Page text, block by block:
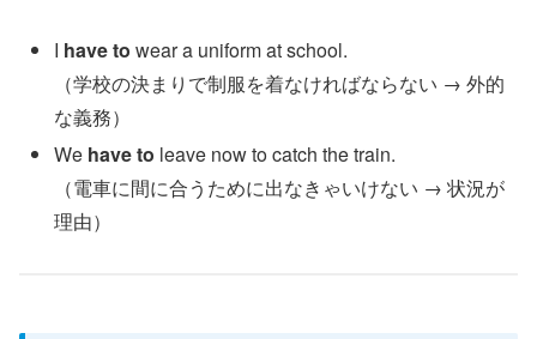
I have to wear a uniform at school.
（学校の決まりで制服を着なければならない → 外的
な義務）
We have to leave now to catch the train.
（電車に間に合うために出なきゃいけない → 状況が
理由）